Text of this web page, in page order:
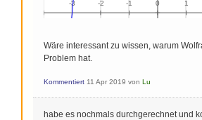
Wäre interessant zu wissen, warum
Problem hat.
Kommentiert 11 Apr 2019 von Lu
habe es nochmals durchgerechnet und